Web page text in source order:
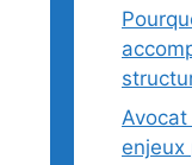
enjeux